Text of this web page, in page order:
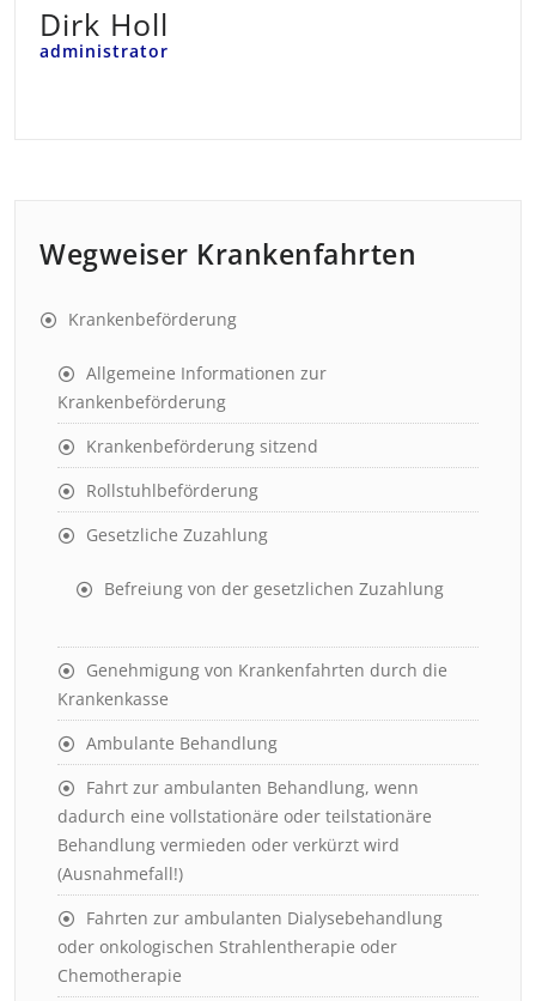
Dirk Holl
administrator
Wegweiser Krankenfahrten
Krankenbeförderung
Allgemeine Informationen zur
Krankenbeförderung
Krankenbeförderung sitzend
Rollstuhlbeförderung
Gesetzliche Zuzahlung
Befreiung von der gesetzlichen Zuzahlung
Genehmigung von Krankenfahrten durch die
Krankenkasse
Ambulante Behandlung
Fahrt zur ambulanten Behandlung, wenn
dadurch eine vollstationäre oder teilstationäre
Behandlung vermieden oder verkürzt wird
(Ausnahmefall!)
Fahrten zur ambulanten Dialysebehandlung
oder onkologischen Strahlentherapie oder
Chemotherapie